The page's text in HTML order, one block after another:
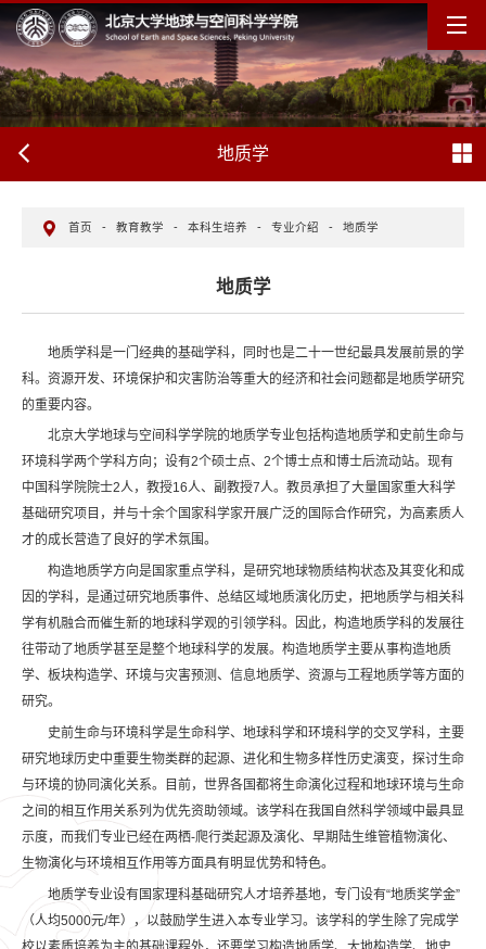
地质学
首页 - 教育教学 - 本科生培养 - 专业介绍 - 地质学
地质学
地质学科是一门经典的基础学科，同时也是二十一世纪最具发展前景的学
科。资源开发、环境保护和灾害防治等重大的经济和社会问题都是地质学研究
的重要内容。
北京大学地球与空间科学学院的地质学专业包括构造地质学和史前生命与
环境科学两个学科方向；设有2个硕士点、2个博士点和博士后流动站。现有
中国科学院院士2人，教授16人、副教授7人。教员承担了大量国家重大科学
基础研究项目，并与十余个国家科学家开展广泛的国际合作研究，为高素质人
才的成长营造了良好的学术氛围。
构造地质学方向是国家重点学科，是研究地球物质结构状态及其变化和成
因的学科，是通过研究地质事件、总结区域地质演化历史，把地质学与相关科
学有机融合而催生新的地球科学观的引领学科。因此，构造地质学科的发展往
往带动了地质学甚至是整个地球科学的发展。构造地质学主要从事构造地质
学、板块构造学、环境与灾害预测、信息地质学、资源与工程地质学等方面的
研究。
史前生命与环境科学是生命科学、地球科学和环境科学的交叉学科，主要
研究地球历史中重要生物类群的起源、进化和生物多样性历史演变，探讨生命
与环境的协同演化关系。目前，世界各国都将生命演化过程和地球环境与生命
之间的相互作用关系列为优先资助领域。该学科在我国自然科学领域中最具显
示度，而我们专业已经在两栖-爬行类起源及演化、早期陆生维管植物演化、
生物演化与环境相互作用等方面具有明显优势和特色。
地质学专业设有国家理科基础研究人才培养基地，专门设有“地质奖学金”
（人均5000元/年），以鼓励学生进入本专业学习。该学科的学生除了完成学